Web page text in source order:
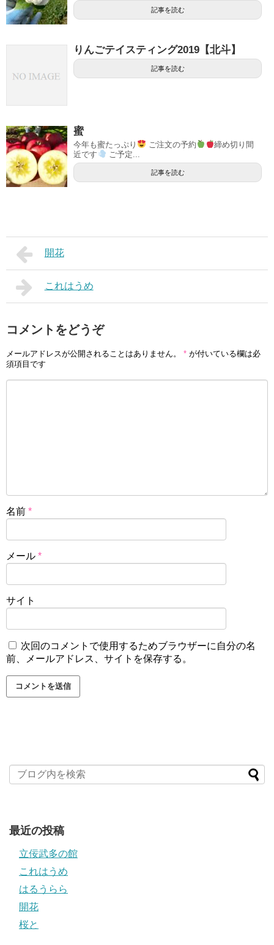
記事を読む
りんごテイスティング2019【北斗】
記事を読む
蜜
今年も蜜たっぷり ご注文の予約
締め切り間
近です
ご予定...
記事を読む
開花
これはうめ
コメントをどうぞ
メールアドレスが公開されることはありません。 * が付いている欄は必
須項目です
名前 *
メール *
サイト
次回のコメントで使用するためブラウザーに自分の名
前、メールアドレス、サイトを保存する。
最近の投稿
立佞武多の館
これはうめ
はるうらら
開花
桜と